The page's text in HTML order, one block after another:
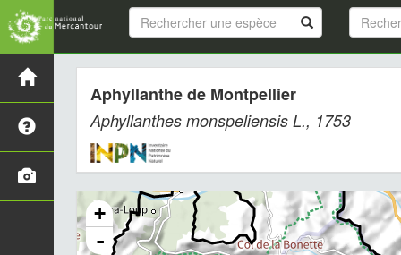
Aphyllanthe de Montpellier
Aphyllanthes monspeliensis L., 1753
+
-